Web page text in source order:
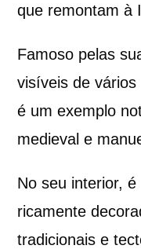
que remontam à
Famoso pelas
visíveis de
é um exemplo
medieval e
No seu interior,
ricamente
tradicionais e